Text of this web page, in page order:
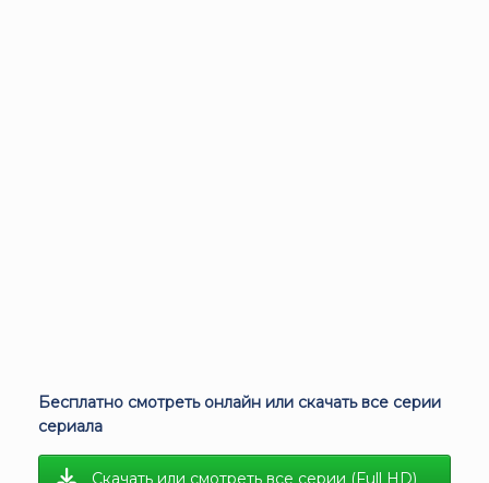
Бесплатно смотреть онлайн или скачать все серии
сериала
Скачать или смотреть все серии (Full HD)